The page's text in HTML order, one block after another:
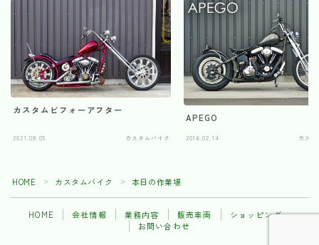
カスタムビフォーアフター
2021.08.05 カスタムバイク
APEGO
2016.02.14 カス
HOME ＞ カスタムバイク ＞ 本日の作業場
HOME 会社情報 業務内容 販売車両
ショッピング
お問い合わせ